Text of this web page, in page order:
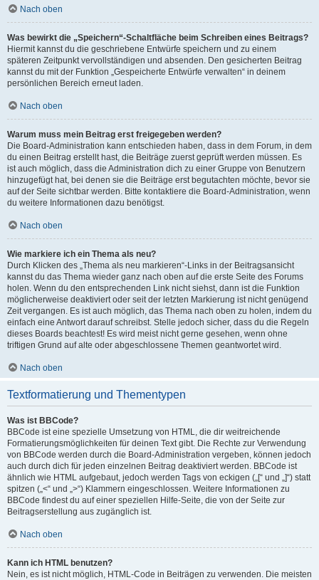
Nach oben
Was bewirkt die „Speichern“-Schaltfläche beim Schreiben eines Beitrags?
Hiermit kannst du die geschriebene Entwürfe speichern und zu einem
späteren Zeitpunkt vervollständigen und absenden. Den gesicherten Beitrag
kannst du mit der Funktion „Gespeicherte Entwürfe verwalten“ in deinem
persönlichen Bereich erneut laden.
Nach oben
Warum muss mein Beitrag erst freigegeben werden?
Die Board-Administration kann entschieden haben, dass in dem Forum, in dem
du einen Beitrag erstellt hast, die Beiträge zuerst geprüft werden müssen. Es
ist auch möglich, dass die Administration dich zu einer Gruppe von Benutzern
hinzugefügt hat, bei denen sie die Beiträge erst begutachten möchte, bevor sie
auf der Seite sichtbar werden. Bitte kontaktiere die Board-Administration, wenn
du weitere Informationen dazu benötigst.
Nach oben
Wie markiere ich ein Thema als neu?
Durch Klicken des „Thema als neu markieren“-Links in der Beitragsansicht
kannst du das Thema wieder ganz nach oben auf die erste Seite des Forums
holen. Wenn du den entsprechenden Link nicht siehst, dann ist die Funktion
möglicherweise deaktiviert oder seit der letzten Markierung ist nicht genügend
Zeit vergangen. Es ist auch möglich, das Thema nach oben zu holen, indem du
einfach eine Antwort darauf schreibst. Stelle jedoch sicher, dass du die Regeln
dieses Boards beachtest! Es wird meist nicht gerne gesehen, wenn ohne
triftigen Grund auf alte oder abgeschlossene Themen geantwortet wird.
Nach oben
Textformatierung und Thementypen
Was ist BBCode?
BBCode ist eine spezielle Umsetzung von HTML, die dir weitreichende
Formatierungsmöglichkeiten für deinen Text gibt. Die Rechte zur Verwendung
von BBCode werden durch die Board-Administration vergeben, können jedoch
auch durch dich für jeden einzelnen Beitrag deaktiviert werden. BBCode ist
ähnlich wie HTML aufgebaut, jedoch werden Tags von eckigen („[“ und „]“) statt
spitzen („<“ und „>“) Klammern eingeschlossen. Weitere Informationen zu
BBCode findest du auf einer speziellen Hilfe-Seite, die von der Seite zur
Beitragserstellung aus zugänglich ist.
Nach oben
Kann ich HTML benutzen?
Nein, es ist nicht möglich, HTML-Code in Beiträgen zu verwenden. Die meisten